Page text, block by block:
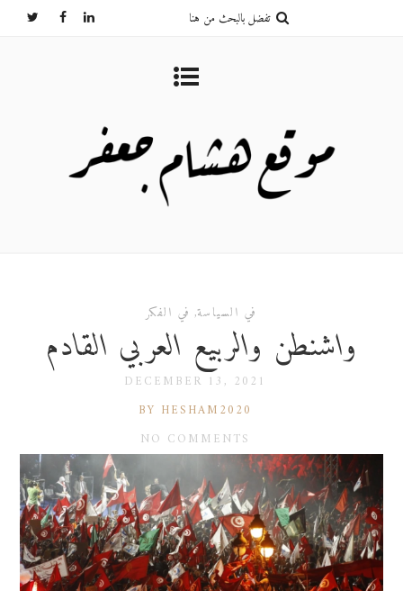
في السياسة, في الفكر
واشنطن والربيع العربي القادم
DECEMBER 13, 2021
BY HESHAM2020
NO COMMENTS